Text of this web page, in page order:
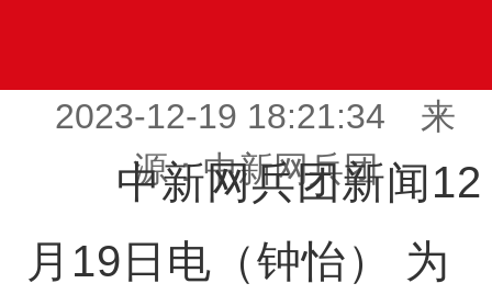
2023-12-19 18:21:34 来
源：中新网兵团
中新网兵团新闻12
月19日电（钟怡） 为